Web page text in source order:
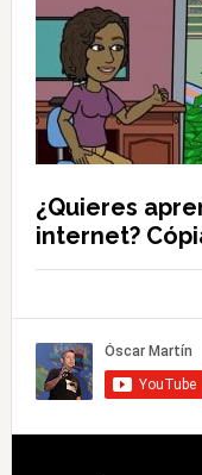
¿Quieres
internet?